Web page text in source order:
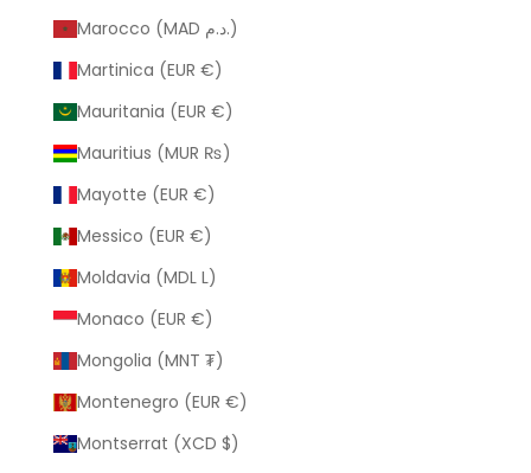
Marocco (MAD د.م.)
Martinica (EUR €)
Mauritania (EUR €)
Mauritius (MUR ₨)
Mayotte (EUR €)
Messico (EUR €)
Moldavia (MDL L)
Monaco (EUR €)
Mongolia (MNT ₮)
Montenegro (EUR €)
Montserrat (XCD $)